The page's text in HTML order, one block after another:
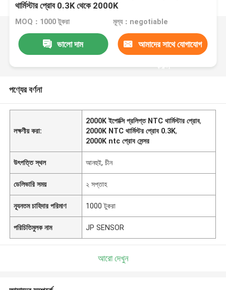
থার্মিস্টার প্রোব 0.3K থেকে 2000K
MOQ：1000 টুকরা মূল্য：negotiable
ভালো দাম আমাদের সাথে যোগাযোগ
করুন
পণ্যের বর্ণনা
লক্ষণীয় করা:
2000K ইপোক্সি প্রলিপ্ত NTC থার্মিস্টার প্রোব,
2000K NTC থার্মিস্টর প্রোব 0.3K,
2000K ntc প্রোব সেন্সর
উৎপত্তি স্থল আনহুই, চীন
ডেলিভারি সময় ২ সপ্তাহ
ন্যূনতম চাহিদার পরিমাণ 1000 টুকরা
পরিচিতিমুলক নাম JP SENSOR
আরো দেখুন